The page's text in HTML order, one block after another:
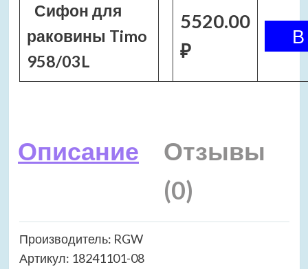
Сифон для
раковины Timo
958/03L
5520.00
₽
Описание
Отзывы
(0)
Производитель: RGW
Артикул: 18241101-08